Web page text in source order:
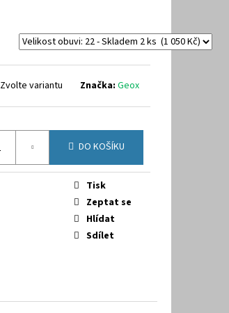
Zvolte variantu Značka:Geox
DO KOŠÍKU
Tisk
Zeptat se
Hlídat
Sdílet